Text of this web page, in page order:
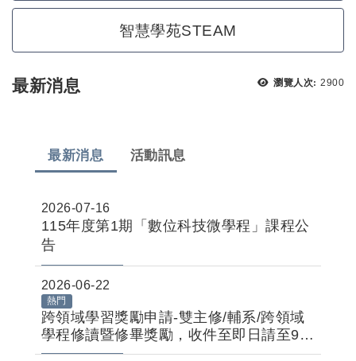
智慧學苑STEAM
瀏覽人次: 瀏覽
2900
最新消息
最新消息 活動訊息
2026-07-16
115年度第1期「數位科技微學程」課程公
告
2026-06-22
熱門
跨領域學習獎勵申請-雙主修/輔系/跨領域
學程修讀暨修畢獎勵，收件至即日請至9月
10日止